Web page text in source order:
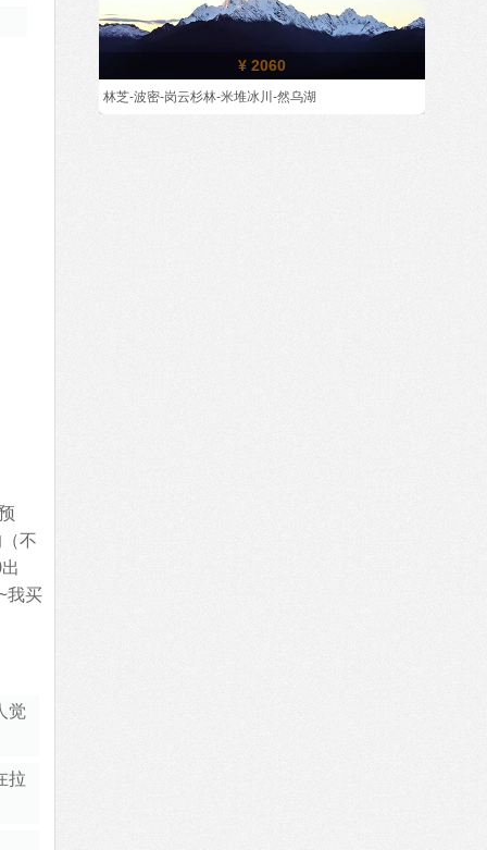
不
我买
觉
拉
¥ 2060
林芝-波密-岗云杉林-米堆冰川-然乌湖